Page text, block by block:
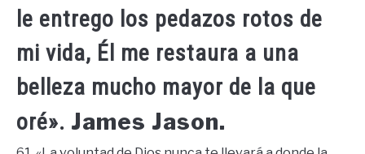
le entrego los pedazos rotos de
mi vida, Él me restaura a una
belleza mucho mayor de la que
oré». James Jason.